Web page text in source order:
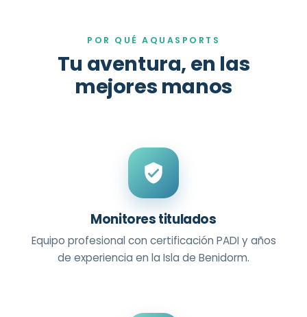
POR QUÉ AQUASPORTS
Tu aventura, en las
mejores manos
Monitores titulados
Equipo profesional con certificación PADI y años
de experiencia en la Isla de Benidorm.